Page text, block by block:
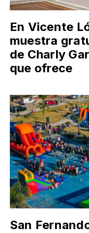
En Vicente
muestra
de Charly
que ofrece
San